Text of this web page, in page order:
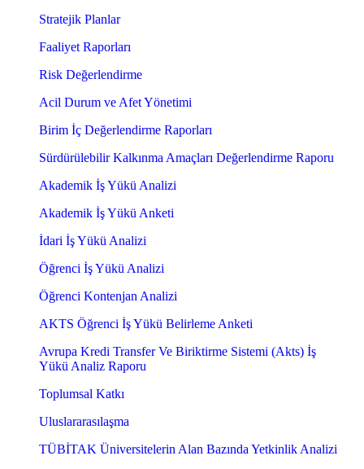
Stratejik Planlar
Faaliyet Raporları
Risk Değerlendirme
Acil Durum ve Afet Yönetimi
Birim İç Değerlendirme Raporları
Sürdürülebilir Kalkınma Amaçları Değerlendirme Raporu
Akademik İş Yükü Analizi
Akademik İş Yükü Anketi
İdari İş Yükü Analizi
Öğrenci İş Yükü Analizi
Öğrenci Kontenjan Analizi
AKTS Öğrenci İş Yükü Belirleme Anketi
Avrupa Kredi Transfer Ve Biriktirme Sistemi (Akts) İş
Yükü Analiz Raporu
Toplumsal Katkı
Uluslararasılaşma
TÜBİTAK Üniversitelerin Alan Bazında Yetkinlik Analizi